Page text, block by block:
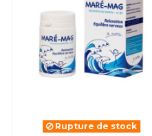
Rupture de stock